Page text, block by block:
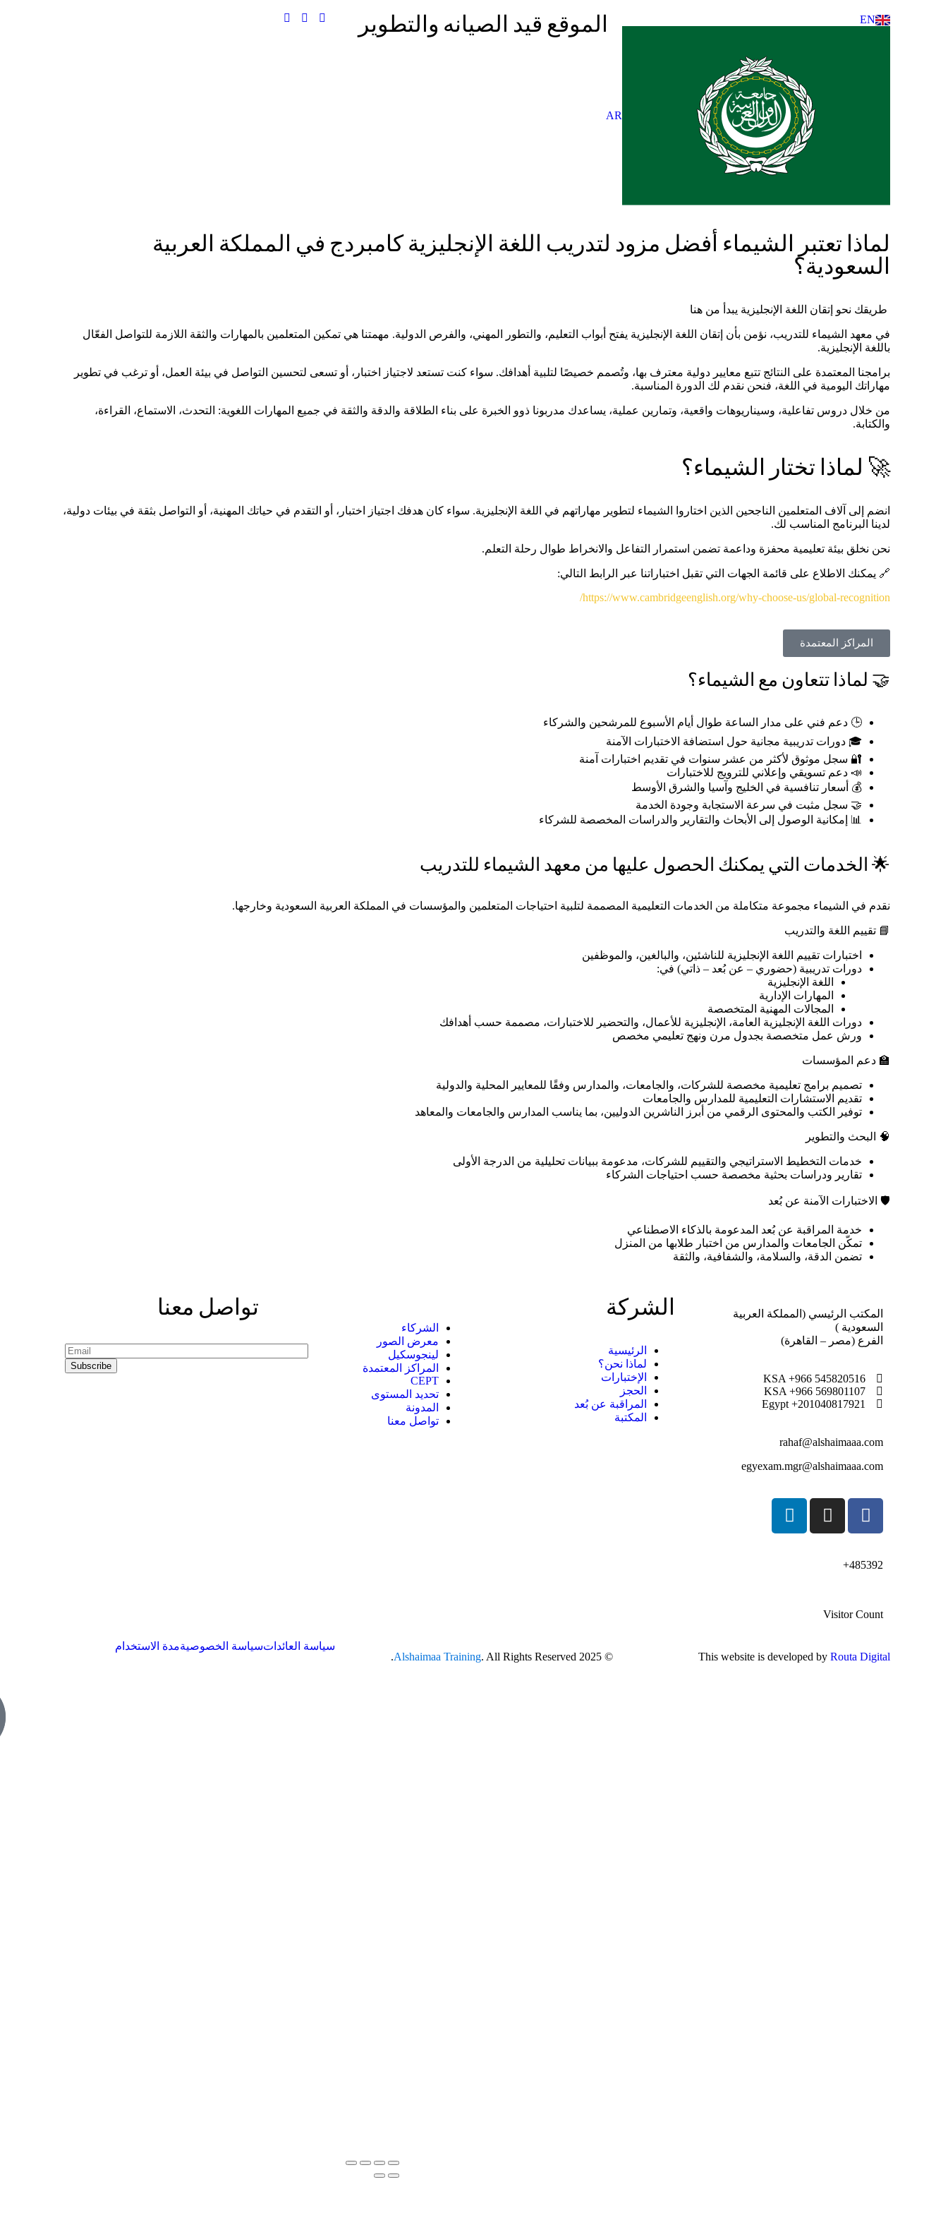
EN
AR
الموقع قيد الصيانه والتطوير
لماذا تعتبر الشيماء أفضل مزود لتدريب اللغة الإنجليزية كامبردج في المملكة العربية
السعودية؟
طريقك نحو إتقان اللغة الإنجليزية يبدأ من هنا
في معهد الشيماء للتدريب، نؤمن بأن إتقان اللغة الإنجليزية يفتح أبواب التعليم، والتطور المهني، والفرص الدولية. مهمتنا هي تمكين المتعلمين بالمهارات والثقة اللازمة للتواصل الفعّال
باللغة الإنجليزية.
برامجنا المعتمدة على النتائج تتبع معايير دولية معترف بها، وتُصمم خصيصًا لتلبية أهدافك. سواء كنت تستعد لاجتياز اختبار، أو تسعى لتحسين التواصل في بيئة العمل، أو ترغب في تطوير
مهاراتك اليومية في اللغة، فنحن نقدم لك الدورة المناسبة.
من خلال دروس تفاعلية، وسيناريوهات واقعية، وتمارين عملية، يساعدك مدربونا ذوو الخبرة على بناء الطلاقة والدقة والثقة في جميع المهارات اللغوية: التحدث، الاستماع، القراءة،
والكتابة.
🚀 لماذا تختار الشيماء؟
انضم إلى آلاف المتعلمين الناجحين الذين اختاروا الشيماء لتطوير مهاراتهم في اللغة الإنجليزية. سواء كان هدفك اجتياز اختبار، أو التقدم في حياتك المهنية، أو التواصل بثقة في بيئات دولية،
لدينا البرنامج المناسب لك.
نحن نخلق بيئة تعليمية محفزة وداعمة تضمن استمرار التفاعل والانخراط طوال رحلة التعلم.
🔗 يمكنك الاطلاع على قائمة الجهات التي تقبل اختباراتنا عبر الرابط التالي:
https://www.cambridgeenglish.org/why-choose-us/global-recognition/
المراكز المعتمدة
🤝 لماذا تتعاون مع الشيماء؟
🕒 دعم فني على مدار الساعة طوال أيام الأسبوع للمرشحين والشركاء
🎓 دورات تدريبية مجانية حول استضافة الاختبارات الآمنة
🔐 سجل موثوق لأكثر من عشر سنوات في تقديم اختبارات آمنة
📣 دعم تسويقي وإعلاني للترويج للاختبارات
💰 أسعار تنافسية في الخليج وآسيا والشرق الأوسط
🤝 سجل مثبت في سرعة الاستجابة وجودة الخدمة
📊 إمكانية الوصول إلى الأبحاث والتقارير والدراسات المخصصة للشركاء
🌟 الخدمات التي يمكنك الحصول عليها من معهد الشيماء للتدريب
نقدم في الشيماء مجموعة متكاملة من الخدمات التعليمية المصممة لتلبية احتياجات المتعلمين والمؤسسات في المملكة العربية السعودية وخارجها.
📘 تقييم اللغة والتدريب
اختبارات تقييم اللغة الإنجليزية للناشئين، والبالغين، والموظفين
دورات تدريبية (حضوري – عن بُعد – ذاتي) في:
اللغة الإنجليزية
المهارات الإدارية
المجالات المهنية المتخصصة
دورات اللغة الإنجليزية العامة، الإنجليزية للأعمال، والتحضير للاختبارات، مصممة حسب أهدافك
ورش عمل متخصصة بجدول مرن ونهج تعليمي مخصص
🏫 دعم المؤسسات
تصميم برامج تعليمية مخصصة للشركات، والجامعات، والمدارس وفقًا للمعايير المحلية والدولية
تقديم الاستشارات التعليمية للمدارس والجامعات
توفير الكتب والمحتوى الرقمي من أبرز الناشرين الدوليين، بما يناسب المدارس والجامعات والمعاهد
🧠 البحث والتطوير
خدمات التخطيط الاستراتيجي والتقييم للشركات، مدعومة ببيانات تحليلية من الدرجة الأولى
تقارير ودراسات بحثية مخصصة حسب احتياجات الشركاء
🛡️ الاختبارات الآمنة عن بُعد
خدمة المراقبة عن بُعد المدعومة بالذكاء الاصطناعي
تمكّن الجامعات والمدارس من اختبار طلابها من المنزل
تضمن الدقة، والسلامة، والشفافية، والثقة
المكتب الرئيسي (المملكة العربية
السعودية )
الفرع (مصر – القاهرة)
KSA +966 545820516
KSA +966 569801107
Egypt +201040817921
rahaf@alshaimaaa.com
egyexam.mgr@alshaimaaa.com
485392+
Visitor Count
الشركة
الرئيسية
لماذا نحن؟
الإختبارات
الحجز
المراقبة عن بُعد
المكتبة
الشركاء
معرض الصور
لينجوسكيل
المراكز المعتمدة
CEPT
تحديد المستوى
المدونة
تواصل معنا
تواصل معنا
This website is developed by Routa Digital
© 2025
Alshaimaa Training. All Rights Reserved.
سياسة العائداتسياسة الخصوصيةمدة الاستخدام